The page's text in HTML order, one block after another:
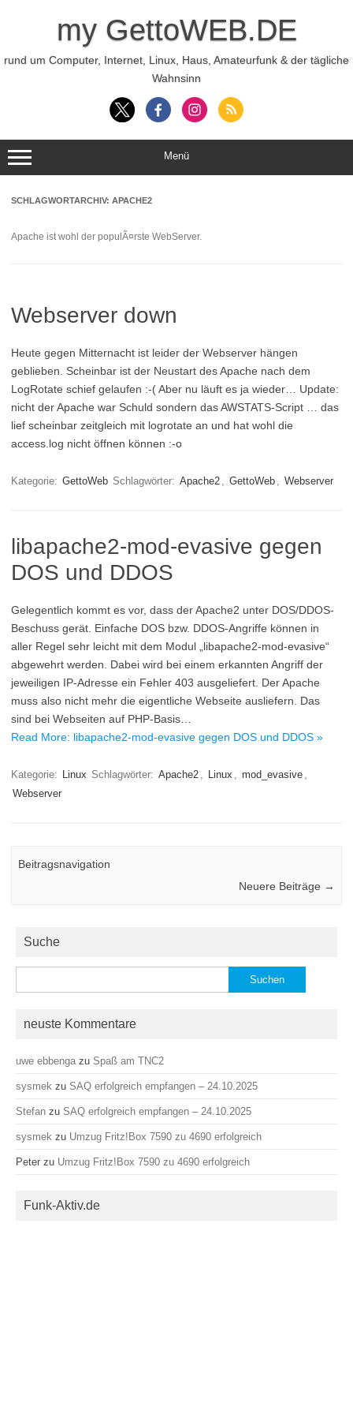
my GettoWEB.DE
rund um Computer, Internet, Linux, Haus, Amateurfunk & der tägliche
Wahnsinn
Menü
SCHLAGWORTARCHIV: APACHE2
Apache ist wohl der populÃ¤rste WebServer.
Webserver down
Heute gegen Mitternacht ist leider der Webserver hängen
geblieben. Scheinbar ist der Neustart des Apache nach dem
LogRotate schief gelaufen :-( Aber nu läuft es ja wieder… Update:
nicht der Apache war Schuld sondern das AWSTATS-Script … das
lief scheinbar zeitgleich mit logrotate an und hat wohl die
access.log nicht öffnen können :-o
Kategorie: GettoWeb Schlagwörter: Apache2 , GettoWeb , Webserver
libapache2-mod-evasive gegen
DOS und DDOS
Gelegentlich kommt es vor, dass der Apache2 unter DOS/DDOS-
Beschuss gerät. Einfache DOS bzw. DDOS-Angriffe können in
aller Regel sehr leicht mit dem Modul „libapache2-mod-evasive“
abgewehrt werden. Dabei wird bei einem erkannten Angriff der
jeweiligen IP-Adresse ein Fehler 403 ausgeliefert. Der Apache
muss also nicht mehr die eigentliche Webseite ausliefern. Das
sind bei Webseiten auf PHP-Basis…
Read More: libapache2-mod-evasive gegen DOS und DDOS »
Kategorie: Linux Schlagwörter: Apache2 , Linux , mod_evasive ,
Webserver
Beitragsnavigation
Neuere Beiträge →
Suche
nach:
neuste Kommentare
uwe ebbenga zu Spaß am TNC2
sysmek zu SAQ erfolgreich empfangen – 24.10.2025
Stefan zu SAQ erfolgreich empfangen – 24.10.2025
sysmek zu Umzug Fritz!Box 7590 zu 4690 erfolgreich
Peter zu Umzug Fritz!Box 7590 zu 4690 erfolgreich
Funk-Aktiv.de